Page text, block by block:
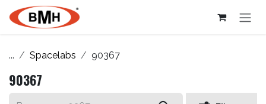
Ir al contenido
... Spacelabs 90367
90367